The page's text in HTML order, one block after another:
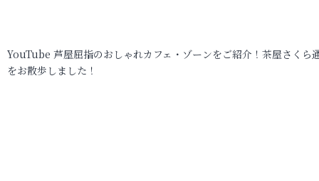
YouTube 芦屋屈指のおしゃれカフェ・ゾーンをご紹介！茶屋さくら
をお散歩しました！